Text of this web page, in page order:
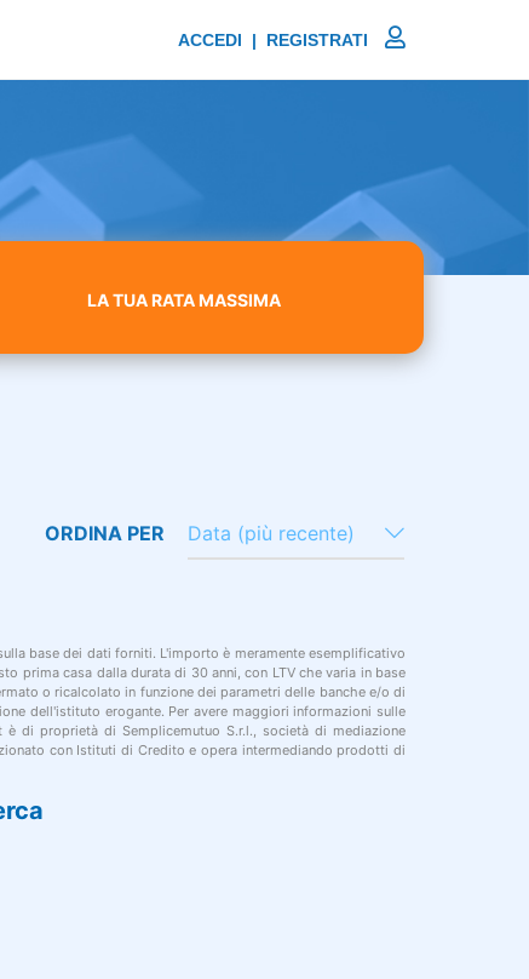
ACCEDI | REGISTRATI
LA TUA RATA MASSIMA
ORDINA PER Data (più recente)
base dei dati forniti. L'importo è meramente esemplificativo
prima casa dalla durata di 30 anni, con LTV che varia in base
o ricalcolato in funzione dei parametri delle banche e/o di
dell'istituto erogante. Per avere maggiori informazioni sulle
è di proprietà di Semplicemutuo S.r.l., società di mediazione
con Istituti di Credito e opera intermediando prodotti di